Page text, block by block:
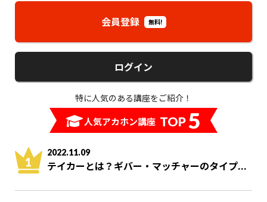
会員登録 無料!
ログイン
特に人気のある講座をご紹介！
人気アカホン講座 TOP5
2022.11.09
テイカーとは？ギバー・マッチャーのタイプ...